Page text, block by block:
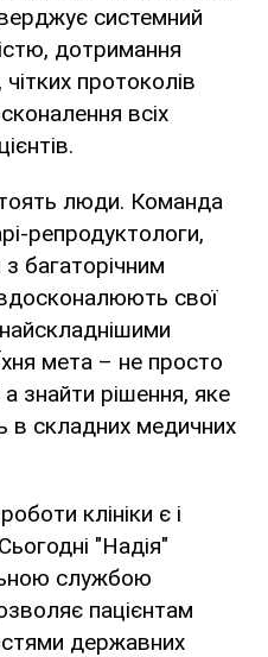
системний
дотримання
протоколів
всіх
люди. Команда
репродуктологи,
багаторічним
свої
мета – не просто
а знайти рішення, яке
в складних медичних
клініки є і
"Надія"
службою
пацієнтам
державних